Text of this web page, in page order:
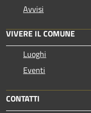
Avvisi
VIVERE IL COMUNE
Luoghi
Eventi
CONTATTI